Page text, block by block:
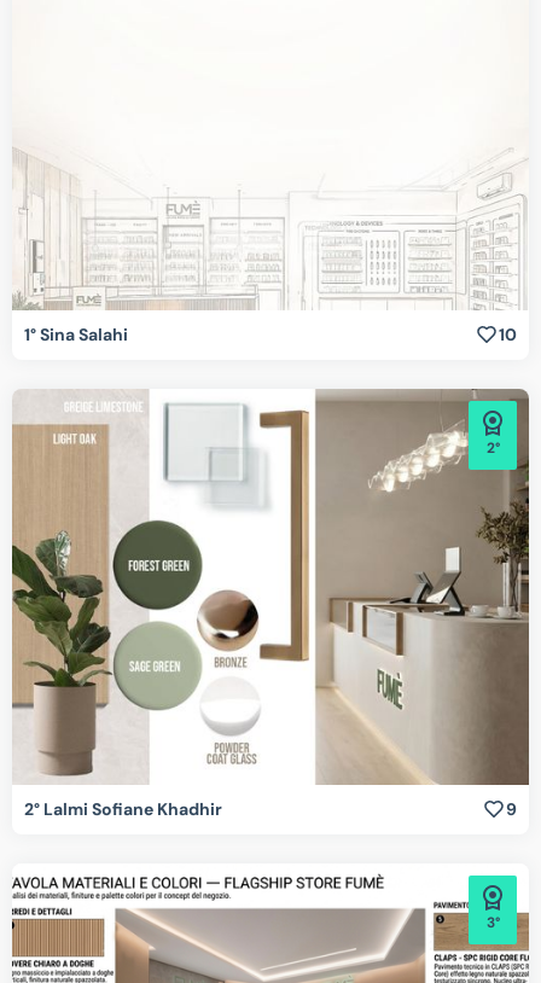
1° Sina Salahi 10
2° Lalmi Sofiane Khadhir 9
2°
3°